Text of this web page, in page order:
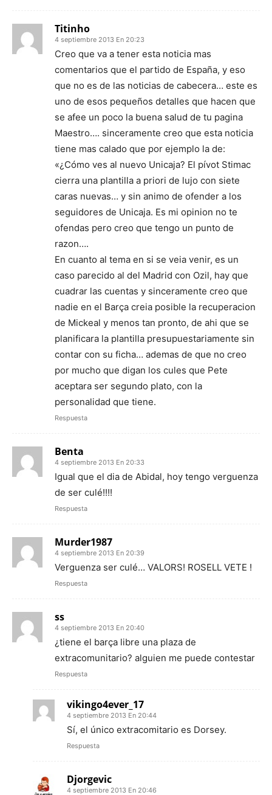
Titinho
4 septiembre 2013 En 20:23
Creo que va a tener esta noticia mas
comentarios que el partido de España, y eso
que no es de las noticias de cabecera… este es
uno de esos pequeños detalles que hacen que
se afee un poco la buena salud de tu pagina
Maestro…. sinceramente creo que esta noticia
tiene mas calado que por ejemplo la de:
«¿Cómo ves al nuevo Unicaja? El pívot Stimac
cierra una plantilla a priori de lujo con siete
caras nuevas… y sin animo de ofender a los
seguidores de Unicaja. Es mi opinion no te
ofendas pero creo que tengo un punto de
razon….
En cuanto al tema en si se veia venir, es un
caso parecido al del Madrid con Ozil, hay que
cuadrar las cuentas y sinceramente creo que
nadie en el Barça creia posible la recuperacion
de Mickeal y menos tan pronto, de ahi que se
planificara la plantilla presupuestariamente sin
contar con su ficha… ademas de que no creo
por mucho que digan los cules que Pete
aceptara ser segundo plato, con la
personalidad que tiene.
Respuesta
Benta
4 septiembre 2013 En 20:33
Igual que el dia de Abidal, hoy tengo verguenza
de ser culé!!!!
Respuesta
Murder1987
4 septiembre 2013 En 20:39
Verguenza ser culé… VALORS! ROSELL VETE !
Respuesta
ss
4 septiembre 2013 En 20:40
¿tiene el barça libre una plaza de
extracomunitario? alguien me puede contestar
Respuesta
vikingo4ever_17
4 septiembre 2013 En 20:44
Sí, el único extracomitario es Dorsey.
Respuesta
Djorgevic
4 septiembre 2013 En 20:46